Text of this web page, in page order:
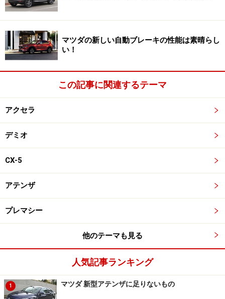
マツダの新しい自動ブレーキの性能は素晴らし
い！
この記事に関連するテーマ
アクセラ
デミオ
CX-5
アテンザ
プレマシー
他のテーマも見る
人気記事ランキング
1 マツダ 新型アテンザに足りないもの